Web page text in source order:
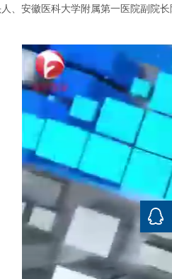
、安徽医科大学附属第一医院副院